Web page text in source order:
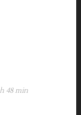
48 min